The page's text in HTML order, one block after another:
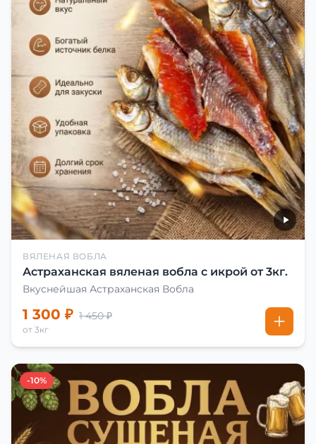
ВЯЛЕНАЯ ВОБЛА
Астраханская вяленая вобла с икрой от 3кг.
Вкуснейшая Астраханская Вобла
1 300 ₽ 1 450 ₽
от 3кг
-10%